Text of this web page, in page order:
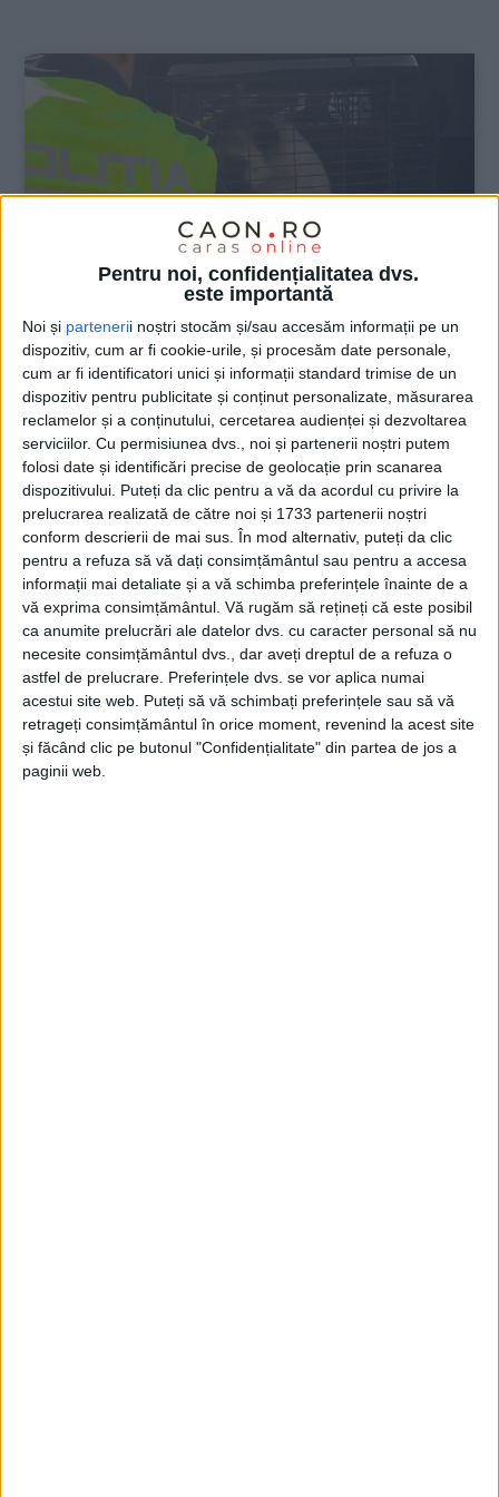
Pentru noi, confidențialitatea dvs.
este importantă
Noi și partenerii noștri stocăm și/sau accesăm informații pe un
dispozitiv, cum ar fi cookie-urile, și procesăm date personale,
cum ar fi identificatori unici și informații standard trimise de un
dispozitiv pentru publicitate și conținut personalizate, măsurarea
reclamelor și a conținutului, cercetarea audienței și dezvoltarea
serviciilor. Cu permisiunea dvs., noi și partenerii noștri putem
folosi date și identificări precise de geolocație prin scanarea
dispozitivului. Puteți da clic pentru a vă da acordul cu privire la
prelucrarea realizată de către noi și 1733 partenerii noștri
conform descrierii de mai sus. În mod alternativ, puteți da clic
pentru a refuza să vă dați consimțământul sau pentru a accesa
informații mai detaliate și a vă schimba preferințele înainte de a
vă exprima consimțământul. Vă rugăm să rețineți că este posibil
ca anumite prelucrări ale datelor dvs. cu caracter personal să nu
necesite consimțământul dvs., dar aveți dreptul de a refuza o
astfel de prelucrare. Preferințele dvs. se vor aplica numai
acestui site web. Puteți să vă schimbați preferințele sau să vă
retrageți consimțământul în orice moment, revenind la acest site
și făcând clic pe butonul "Confidențialitate" din partea de jos a
paginii web.
ŞTIRILE JUDEŢULUI CARAŞ-SEVERIN
Și cu urechile tăiate, și cu tumoră la
burtă
15 OCTOMBRIE 2024, 03:03 PM 1 MINUT DE CITIRE
RĂCHITOVA – Este povestea unui patruped care i-a adus
stăpânului său, din Răchitova, atât un dosar penal pentru tăiat
urechile, cât și o sancțiune contravențională, pentru că l-a lăsat
fără tratament!
Arhive